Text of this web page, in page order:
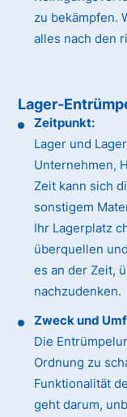
zu bekämpfen.
alles nach den
Lager-
Zeitpunkt:
Lager und
Unternehmen,
Zeit kann sich
sonstigem
Ihr Lagerplatz
überquellen
es an der Zeit,
nachzudenken.
Zweck und
Die
Ordnung zu
Funktionalität
geht darum,